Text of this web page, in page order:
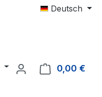
Deutsch
0,00 €